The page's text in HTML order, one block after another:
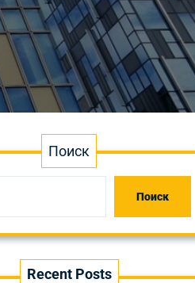
Поиск
Поиск
Recent Posts